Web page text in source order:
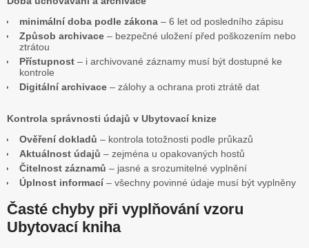
minimální doba podle zákona – 6 let od posledního zápisu
Způsob archivace – bezpečné uložení před poškozením nebo
ztrátou
Přístupnost – i archivované záznamy musí být dostupné ke
kontrole
Digitální archivace – zálohy a ochrana proti ztrátě dat
Kontrola správnosti údajů v Ubytovací knize
Ověření dokladů – kontrola totožnosti podle průkazů
Aktuálnost údajů – zejména u opakovaných hostů
Čitelnost záznamů – jasné a srozumitelné vyplnění
Úplnost informací– všechny povinné údaje musí být vyplněny
Časté chyby při vyplňování vzoru
Ubytovací kniha